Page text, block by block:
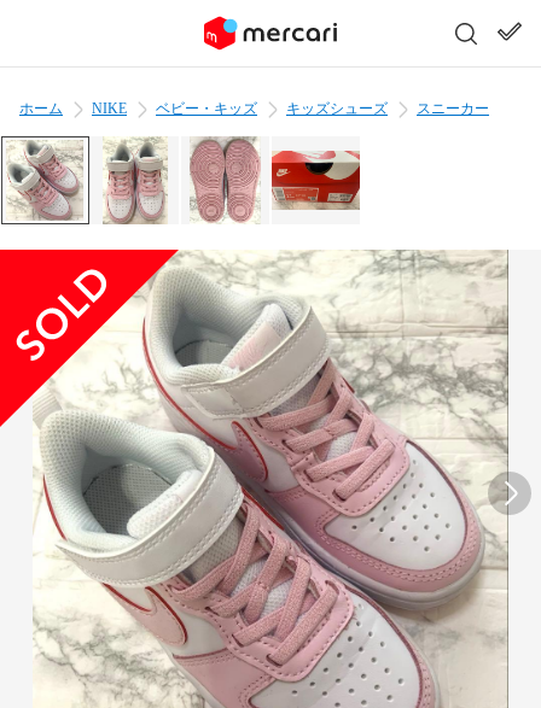
ホーム NIKE ベビー・キッズ キッズシューズ スニーカー